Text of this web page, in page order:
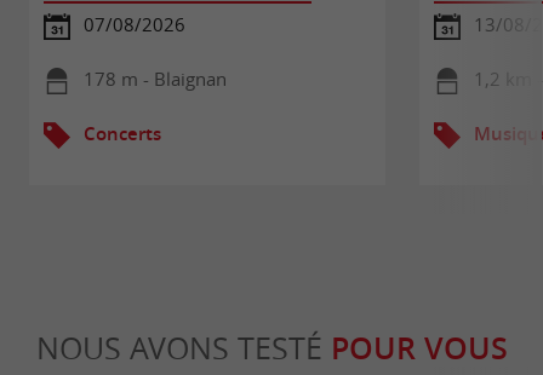
07/08/2026
178 m - Blaignan
Concerts
13/08/
1,2 km
NOUS AVONS TESTÉ POUR VOUS